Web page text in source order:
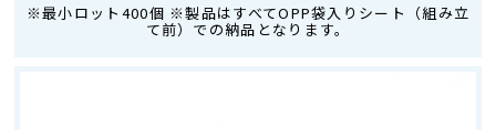
※最小ロット400個 ※製品はすべてOPP袋入りシート（組み立
て前）での納品となります。